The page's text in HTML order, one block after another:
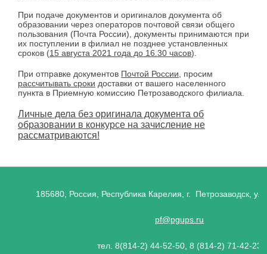
При подаче документов и оригиналов документа об
образовании через операторов почтовой связи общего
пользования (Почта России), документы принимаются при
их поступлении в филиал не позднее установленных
сроков (15 августа 2021 года до 16.30 часов).
При отправке документов Почтой России , просим
рассчитывать сроки доставки от вашего населенного
пункта в Приемную комиссию Петрозаводского филиала.
Личные дела без оригинала документа об
образовании в конкурсе на зачисление не
рассматриваются!
185680, Россия, Республика Карелия, г. Петрозаводск,
pf@pgups.ru
тел. 8(814-2) 44-52-50, 8 (814-2) 71-42-23